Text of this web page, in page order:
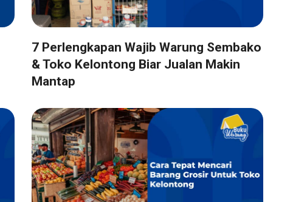
7 Perlengkapan Wajib Warung Sembako
& Toko Kelontong Biar Jualan Makin
Mantap